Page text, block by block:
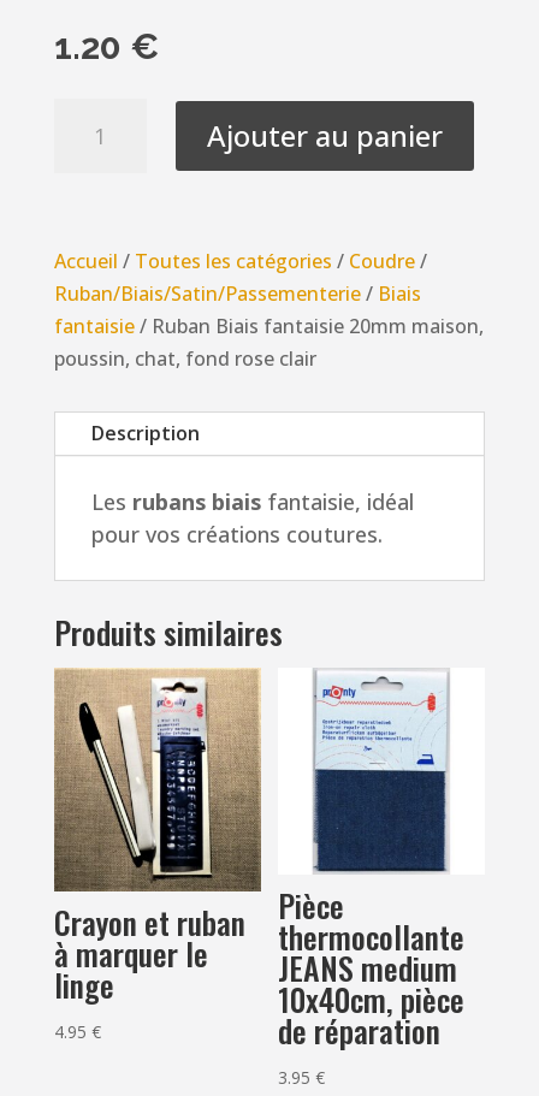
1.20 €
20mm
maison,
poussin,
chat,
fond
Ajouter au panier
Accueil / Toutes les catégories / Coudre/
Ruban/Biais/Satin/Passementerie/ Biais
fantaisie/ Ruban Biais fantaisie 20mm maison,
poussin, chat, fond rose clair
Description
Les rubans biaisfantaisie, idéal
pour vos créations coutures.
Produits similaires
Crayon et ruban
à marquer le
linge
4.95 €
Pièce
thermocollante
JEANS medium
10x40cm, pièce
de réparation
3.95€